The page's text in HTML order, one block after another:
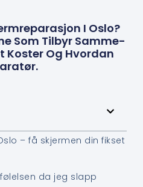
I Oslo?
Som Tilbyr Samme-
Koster Og Hvordan
– få skjermen din fikset
da jeg slapp